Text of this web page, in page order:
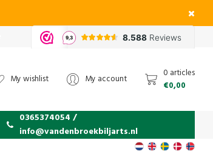
My wishlist My account
0 articles
€0,00
0365374054 /
info@vandenbroekbiljarts.nl